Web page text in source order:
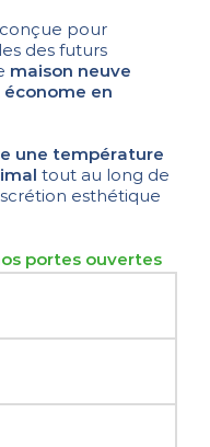
pour
des futurs
maison neuve
en
une température
tout au long de
esthétique
portes ouvertes